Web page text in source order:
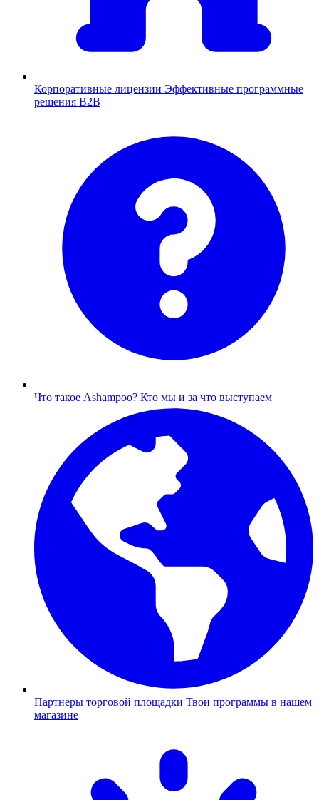
Корпоративные лицензии Эффективные программные
решения B2B
Что такое Ashampoo? Кто мы и за что выступаем
Партнеры торговой площадки Твои программы в нашем
магазине